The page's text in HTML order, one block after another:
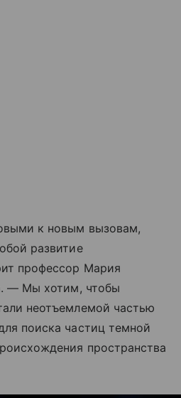
к новым вызовам,
развитие
профессор Мария
— Мы хотим, чтобы
неотъемлемой частью
поиска частиц темной
пространства